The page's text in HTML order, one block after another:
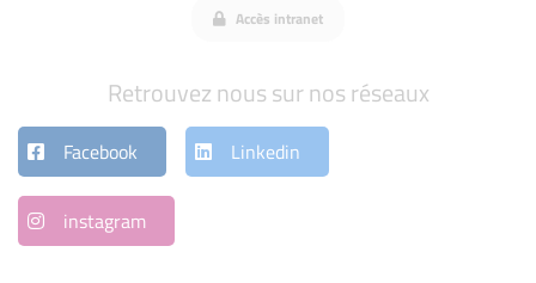
Accès intranet
Retrouvez nous sur nos réseaux
Facebook Linkedin
instagram